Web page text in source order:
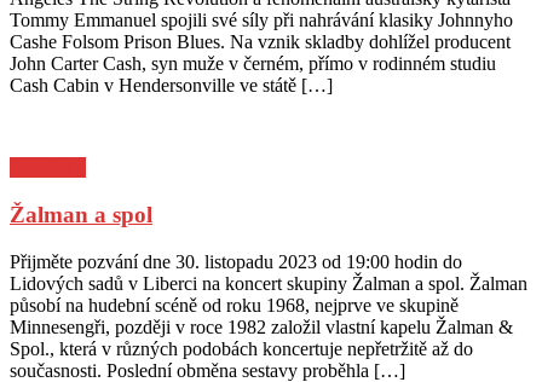
Tommy Emmanuel spojili své síly při nahrávání klasiky Johnnyho
Cashe Folsom Prison Blues. Na vznik skladby dohlížel producent
John Carter Cash, syn muže v černém, přímo v rodinném studiu
Cash Cabin v Hendersonville ve státě […]
Žalman a spol
Posted
on
Author
Přijměte pozvání dne 30. listopadu 2023 od 19:00 hodin do
Lidových sadů v Liberci na koncert skupiny Žalman a spol. Žalman
působí na hudební scéně od roku 1968, nejprve ve skupině
Minnesengři, později v roce 1982 založil vlastní kapelu Žalman &
Spol., která v různých podobách koncertuje nepřetržitě až do
současnosti. Poslední obměna sestavy proběhla […]